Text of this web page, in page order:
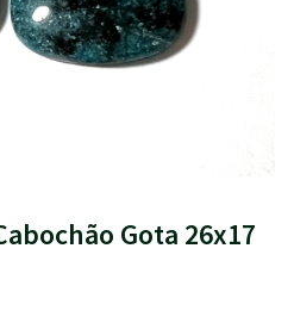
Gota 26x17